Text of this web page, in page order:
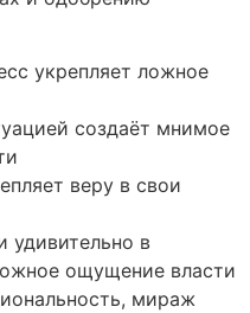
укрепляет ложное
создаёт мнимое
веру в свои
удивительно в
ощущение власти
мираж